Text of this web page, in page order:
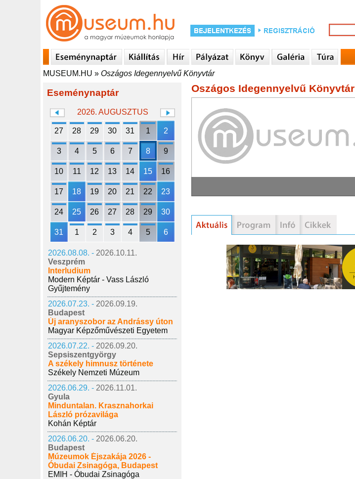
MUSEUM.HU » Oszágos Idegennyelvű Könyvtár
Eseménynaptár
2026. AUGUSZTUS
27 28 29 30 31 1 2
3 4 5 6 7 8 9
10 11 12 13 14 15 16
17 18 19 20 21 22 23
24 25 26 27 28 29 30
31 1 2 3 4 5 6
2026.08.08. - 2026.10.11.
Veszprém
Interludium
Modern Képtár - Vass László
Gyűjtemény
2026.07.23. - 2026.09.19.
Budapest
Új aranyszobor az Andrássy úton
Magyar Képzőművészeti Egyetem
2026.07.22. - 2026.09.20.
Sepsiszentgyörgy
A székely himnusz története
Székely Nemzeti Múzeum
2026.06.29. - 2026.11.01.
Gyula
Minduntalan. Krasznahorkai
László prózavilága
Kohán Képtár
2026.06.20. - 2026.06.20.
Budapest
Múzeumok Éjszakája 2026 -
Óbudai Zsinagóga, Budapest
EMIH - Óbudai Zsinagóga
Oszágos Idegennyelvű Könyvtár